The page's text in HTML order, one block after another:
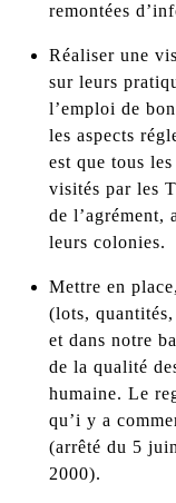
remontées
Réaliser une
sur leurs
l’emploi de
les aspects
est que tous
visités par les
de l’agrément,
leurs colonies.
Mettre en
(lots, quantités,
et dans notre
de la qualité
humaine. Le
qu’i y a
(arrêté du 5
2000).